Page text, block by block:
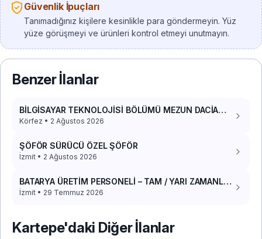
Güvenlik İpuçları
Tanımadığınız kişilere kesinlikle para göndermeyin. Yüz
yüze görüşmeyi ve ürünleri kontrol etmeyi unutmayın.
Benzer İlanlar
BİLGİSAYAR TEKNOLOJİSİ BÖLÜMÜ MEZUN DACİA
DOKKER 2017 PANELVAN ARACIM VAR
Körfez • 2 Ağustos 2026
ŞÖFÖR SÜRÜCÜ ÖZEL ŞÖFÖR
İzmit • 2 Ağustos 2026
BATARYA ÜRETİM PERSONELİ – TAM / YARI ZAMANLI
(YEMEK+YOL)
İzmit • 29 Temmuz 2026
Kartepe'daki Diğer İlanlar